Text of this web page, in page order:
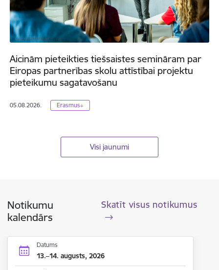
Aicinām pieteikties tiešsaistes semināram par
Eiropas partnerības skolu attīstībai projektu
pieteikumu sagatavošanu
05.08.2026. Erasmus+
Visi jaunumi
Notikumu
kalendārs
Skatīt visus notikumus
Datums
13.–14. augusts, 2026